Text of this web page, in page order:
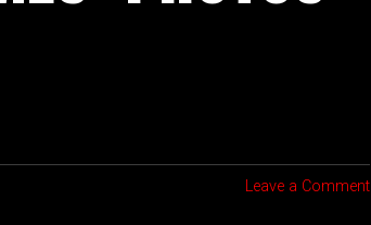
Leave a Comment